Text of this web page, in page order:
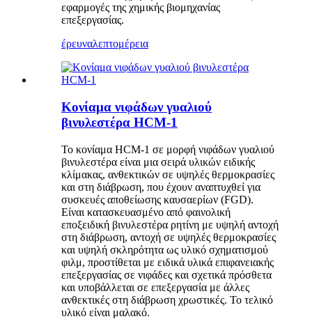
εφαρμογές της χημικής βιομηχανίας
επεξεργασίας.
έρευναλεπτομέρεια
Κονίαμα νιφάδων γυαλιού
βινυλεστέρα HCM-1
Το κονίαμα HCM-1 σε μορφή νιφάδων γυαλιού
βινυλεστέρα είναι μια σειρά υλικών ειδικής
κλίμακας, ανθεκτικών σε υψηλές θερμοκρασίες
και στη διάβρωση, που έχουν αναπτυχθεί για
συσκευές αποθείωσης καυσαερίων (FGD).
Είναι κατασκευασμένο από φαινολική
εποξειδική βινυλεστέρα ρητίνη με υψηλή αντοχή
στη διάβρωση, αντοχή σε υψηλές θερμοκρασίες
και υψηλή σκληρότητα ως υλικό σχηματισμού
φιλμ, προστίθεται με ειδικά υλικά επιφανειακής
επεξεργασίας σε νιφάδες και σχετικά πρόσθετα
και υποβάλλεται σε επεξεργασία με άλλες
ανθεκτικές στη διάβρωση χρωστικές. Το τελικό
υλικό είναι μαλακό.